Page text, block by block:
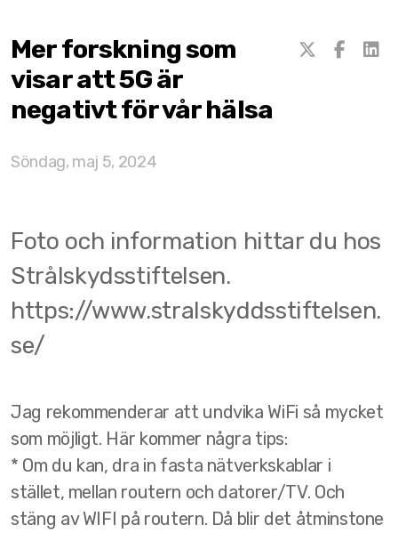
Mer forskning som
visar att 5G är
negativt för vår hälsa
Söndag, maj 5, 2024
Foto och information hittar du hos
Strålskydsstiftelsen.
https://www.stralskyddsstiftelsen.
se/
Jag rekommenderar att undvika WiFi så mycket
som möjligt. Här kommer några tips:
* Om du kan, dra in fasta nätverkskablar i
stället, mellan routern och datorer/TV. Och
stäng av WIFI på routern. Då blir det åtminstone
Flor Essence
Lifewave ljusterapi
Flavon
NHT Global